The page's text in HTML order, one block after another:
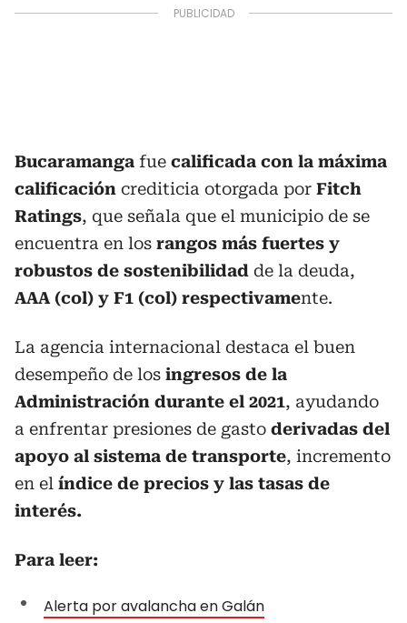
Bucaramanga fue calificada con la máxima
calificación crediticia otorgada por Fitch
Ratings, que señala que el municipio de se
encuentra en los rangos más fuertes y
robustos de sostenibilidad de la deuda,
AAA (col) y F1 (col) respectivamente.
La agencia internacional destaca el buen
desempeño de los ingresos de la
Administración durante el 2021, ayudando
a enfrentar presiones de gasto derivadas del
apoyo al sistema de transporte, incremento
en el índice de precios y las tasas de
interés.
Para leer:
Alerta por avalancha en Galán